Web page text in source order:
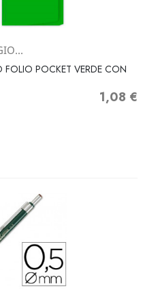
FOLIO POCKET VERDE CON
Precio
1,08 €